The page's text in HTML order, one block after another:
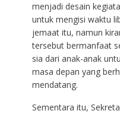
menjadi desain
untuk mengisi waktu
jemaat itu, namun
tersebut bermanfaat
sia dari anak-anak
masa depan yang
mendatang.
Sementara itu,